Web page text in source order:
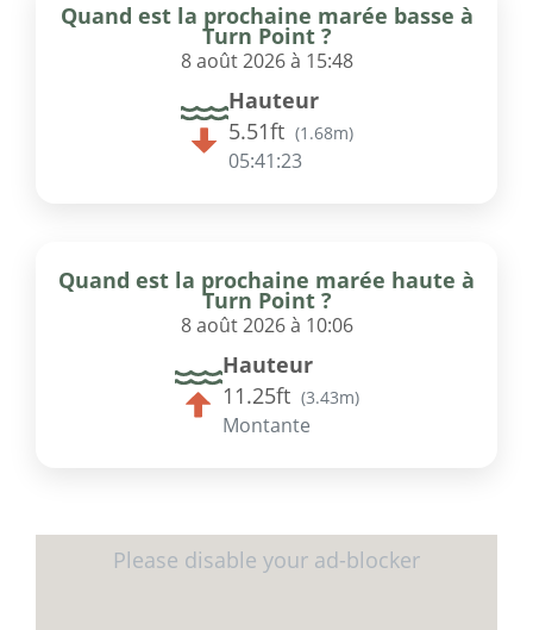
Quand est la prochaine marée basse à
Turn Point ?
8 août 2026 à 15:48
Hauteur
5.51ft (1.68m)
05:41:23
Quand est la prochaine marée haute à
Turn Point ?
8 août 2026 à 10:06
Hauteur
11.25ft (3.43m)
Montante